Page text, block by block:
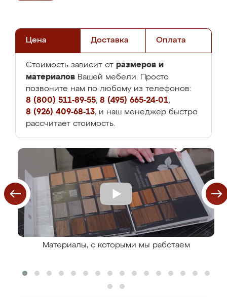
Цена Доставка Оплата
Стоимость зависит от размеров и
материалов Вашей мебели. Просто
позвоните нам по любому из телефонов:
8 (800) 511-89-55, 8 (495) 665-24-01,
8 (926) 409-68-13, и наш менеджер быстро
рассчитает стоимость.
Материалы, с которыми мы работаем